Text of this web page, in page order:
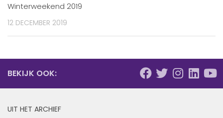
Winterweekend 2019
12 DECEMBER 2019
BEKIJK OOK:
UIT HET ARCHIEF